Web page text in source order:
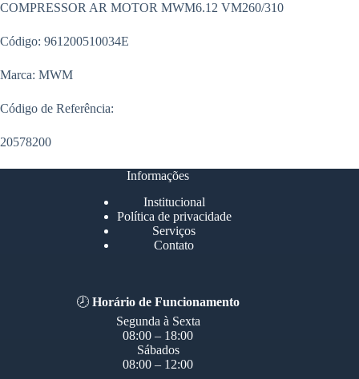
COMPRESSOR AR MOTOR MWM6.12 VM260/310
Código: 961200510034E
Marca: MWM
Código de Referência:
20578200
Informações
Institucional
Política de privacidade
Serviços
Contato
🕗Horário de Funcionamento
Segunda à Sexta
08:00 – 18:00
Sábados
08:00 – 12:00